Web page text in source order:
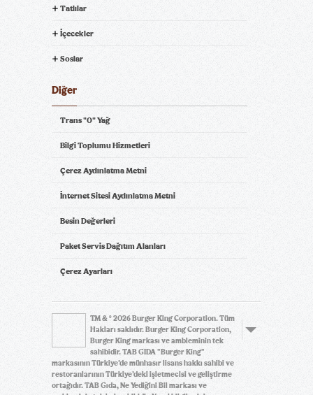
Tatlılar
İçecekler
Soslar
Diğer
Trans "0" Yağ
Bilgi Toplumu Hizmetleri
Çerez Aydınlatma Metni
İnternet Sitesi Aydınlatma Metni
Besin Değerleri
Paket Servis Dağıtım Alanları
Çerez Ayarları
TM & © 2026 Burger King Corporation. Tüm
Hakları saklıdır. Burger King Corporation,
Burger King markası ve ambleminin tek
sahibidir. TAB GIDA "Burger King"
markasının Türkiye’de münhasır lisans hakkı sahibi ve
restoranlarının Türkiye’deki işletmecisi ve geliştirme
ortağıdır. TAB Gıda, Ne Yediğini Bil markası ve